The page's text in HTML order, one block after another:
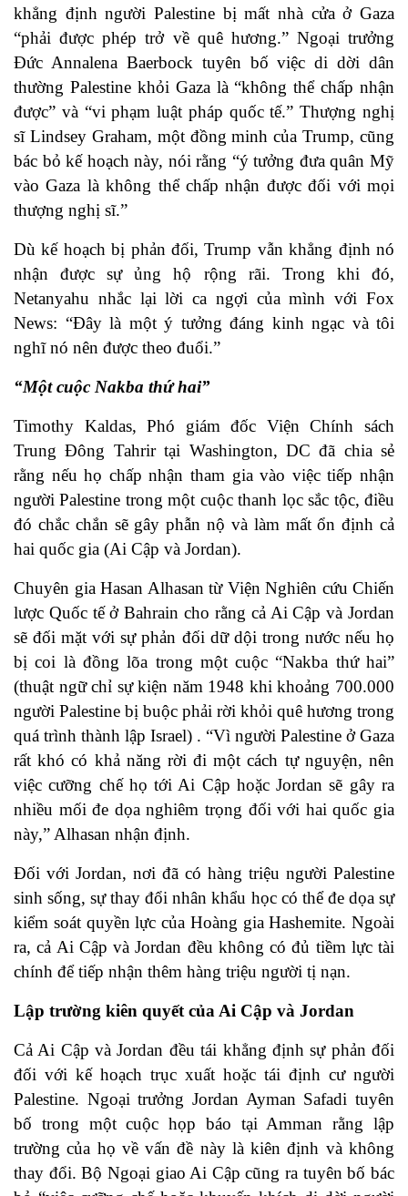
khẳng định người Palestine bị mất nhà cửa ở Gaza
“phải được phép trở về quê hương.” Ngoại trưởng
Đức Annalena Baerbock tuyên bố việc di dời dân
thường Palestine khỏi Gaza là “không thể chấp nhận
được” và “vi phạm luật pháp quốc tế.” Thượng nghị
sĩ Lindsey Graham, một đồng minh của Trump, cũng
bác bỏ kế hoạch này, nói rằng “ý tưởng đưa quân Mỹ
vàoGaza là không thể chấp nhận được đối với mọi
thượng nghị sĩ.”
Dù kế hoạch bị phản đối, Trump vẫn khẳng định nó
nhận được sự ủng hộ rộng rãi. Trong khi đó,
Netanyahu nhắc lại lời ca ngợi của mình với Fox
News: “Đây là một ý tưởng đáng kinh ngạc và tôi
nghĩ nó nên được theo đuổi.”
“Một cuộc Nakba thứ hai”
Timothy Kaldas, Phó giám đốc Viện Chính sách
Trung Đông Tahrir tại Washington, DC đã chia sẻ
rằng nếu họ chấp nhận tham gia vào việc tiếp nhận
người Palestine trong một cuộc thanh lọc sắc tộc, điều
đó chắc chắn sẽ gây phẫn nộ và làm mất ổn định cả
hai quốc gia (Ai Cập và Jordan).
Chuyên gia Hasan Alhasan từ Viện Nghiên cứu Chiến
lược Quốc tế ở Bahrain cho rằng cả Ai Cập và Jordan
sẽ đối mặt với sự phản đối dữ dội trong nước nếu họ
bị coi là đồng lõa trong một cuộc “Nakba thứ hai”
(thuật ngữ chỉ sự kiện năm 1948 khi khoảng 700.000
người Palestine bị buộc phải rời khỏi quê hương trong
quá trình thành lập Israel) . “Vì người Palestine ở Gaza
rất khó có khả năng rời đi một cách tự nguyện, nên
việc cưỡng chế họ tới Ai Cập hoặc Jordan sẽ gây ra
nhiều mối đe dọa nghiêm trọng đối với hai quốc gia
này,” Alhasan nhận định.
Đối với Jordan, nơi đã có hàng triệu người Palestine
sinh sống, sự thay đổi nhân khẩu học có thể đe dọa sự
kiểm soát quyền lực của Hoàng gia Hashemite. Ngoài
ra, cả Ai Cập và Jordan đều không có đủ tiềm lực tài
chính để tiếp nhận thêm hàng triệu người tị nạn.
Lập trường kiên quyết của Ai Cập và Jordan
Cả Ai Cập và Jordan đều tái khẳng định sự phản đối
đối với kế hoạch trục xuất hoặc tái định cư người
Palestine. Ngoại trưởng Jordan Ayman Safadi tuyên
bố trong một cuộc họp báo tại Amman rằng lập
trường của họ về vấn đề này là kiên định và không
thay đổi. Bộ Ngoại giao Ai Cập cũng ra tuyên bố bác